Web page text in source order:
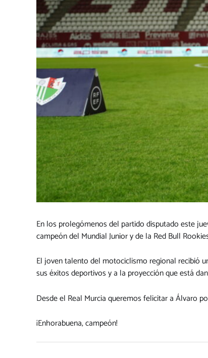
En los prolegómenos del partido disputado este
campeón del Mundial Junior y de la Red Bull
El joven talento del motociclismo regional recibió
sus éxitos deportivos y a la proyección que está
Desde el Real Murcia queremos felicitar a Álvaro
¡Enhorabuena, campeón!